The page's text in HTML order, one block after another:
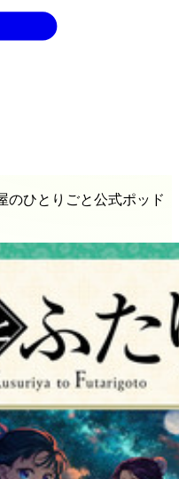
のひとりごと公式ポッド